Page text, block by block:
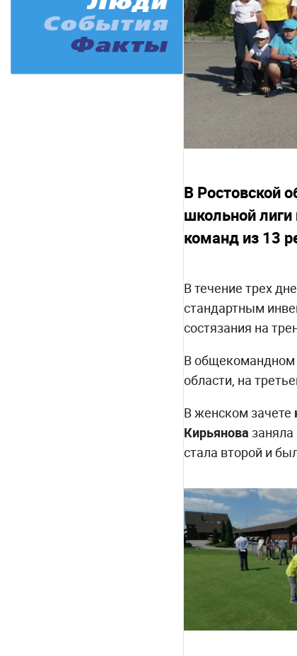
В Ростовской
школьной лиги
команд из 13
В течение трех
стандартным
состязания на
В общекомандном
области, на
В женском зачете
Кирьянова
стала второй и